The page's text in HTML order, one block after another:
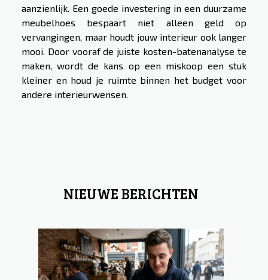
aanzienlijk. Een goede investering in een duurzame
meubelhoes bespaart niet alleen geld op
vervangingen, maar houdt jouw interieur ook langer
mooi. Door vooraf de juiste kosten-batenanalyse te
maken, wordt de kans op een miskoop een stuk
kleiner en houd je ruimte binnen het budget voor
andere interieurwensen.
NIEUWE BERICHTEN